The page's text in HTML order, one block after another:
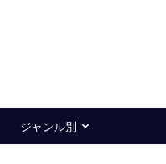
ジャンル別